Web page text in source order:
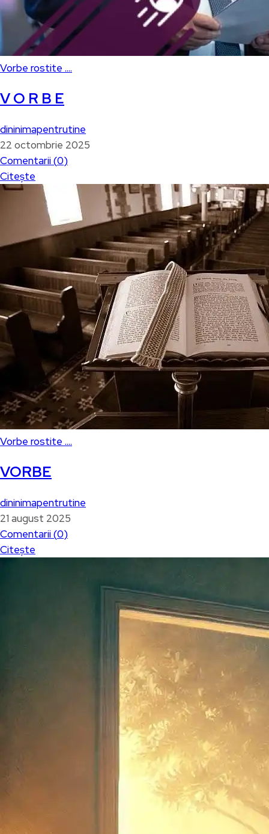
Vorbe rostite ....
V O R B E
dininimapentrutine
22 octombrie 2025
Comentarii (0)
Citește
Vorbe rostite ....
VORBE
dininimapentrutine
21 august 2025
Comentarii (0)
Citește